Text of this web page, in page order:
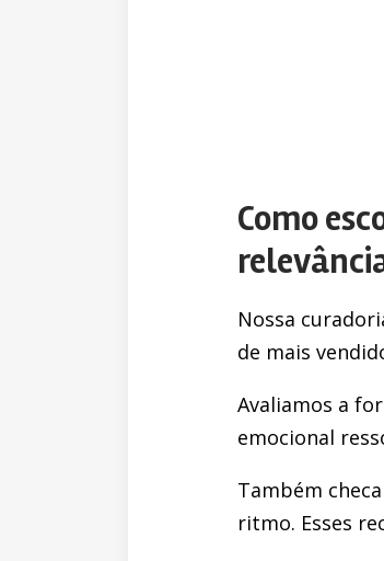
Como
Nossa
de mais
Avaliamos a
emocional
Também
ritmo. Esses